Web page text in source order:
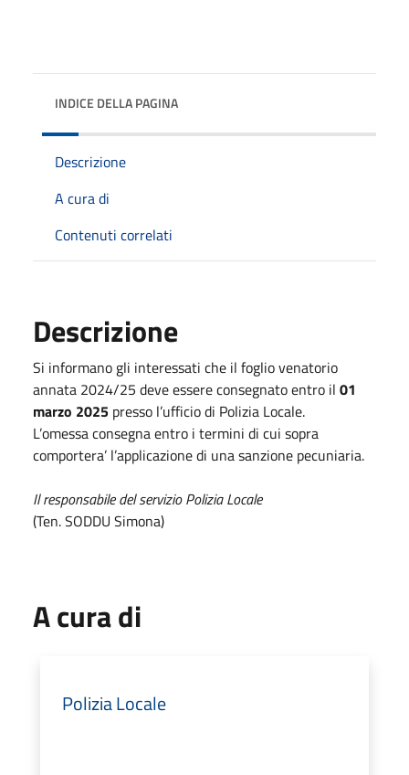
INDICE DELLA PAGINA
Descrizione
A cura di
Contenuti correlati
Descrizione
Si informano gli interessati che il foglio venatorio
annata 2024/25 deve essere consegnato entro il 01
marzo 2025 presso l’ufficio di Polizia Locale.
L’omessa consegna entro i termini di cui sopra
comportera’ l’applicazione di una sanzione pecuniaria.
Il responsabile del servizio Polizia Locale
(Ten. SODDU Simona)
A cura di
Polizia Locale